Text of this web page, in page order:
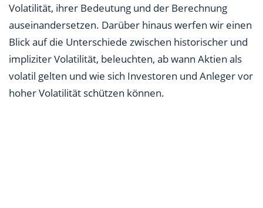
Volatilität, ihrer Bedeutung und der Berechnung
auseinandersetzen. Darüber hinaus werfen wir einen
Blick auf die Unterschiede zwischen historischer und
impliziter Volatilität, beleuchten, ab wann Aktien als
volatil gelten und wie sich Investoren und Anleger vor
hoher Volatilität schützen können.